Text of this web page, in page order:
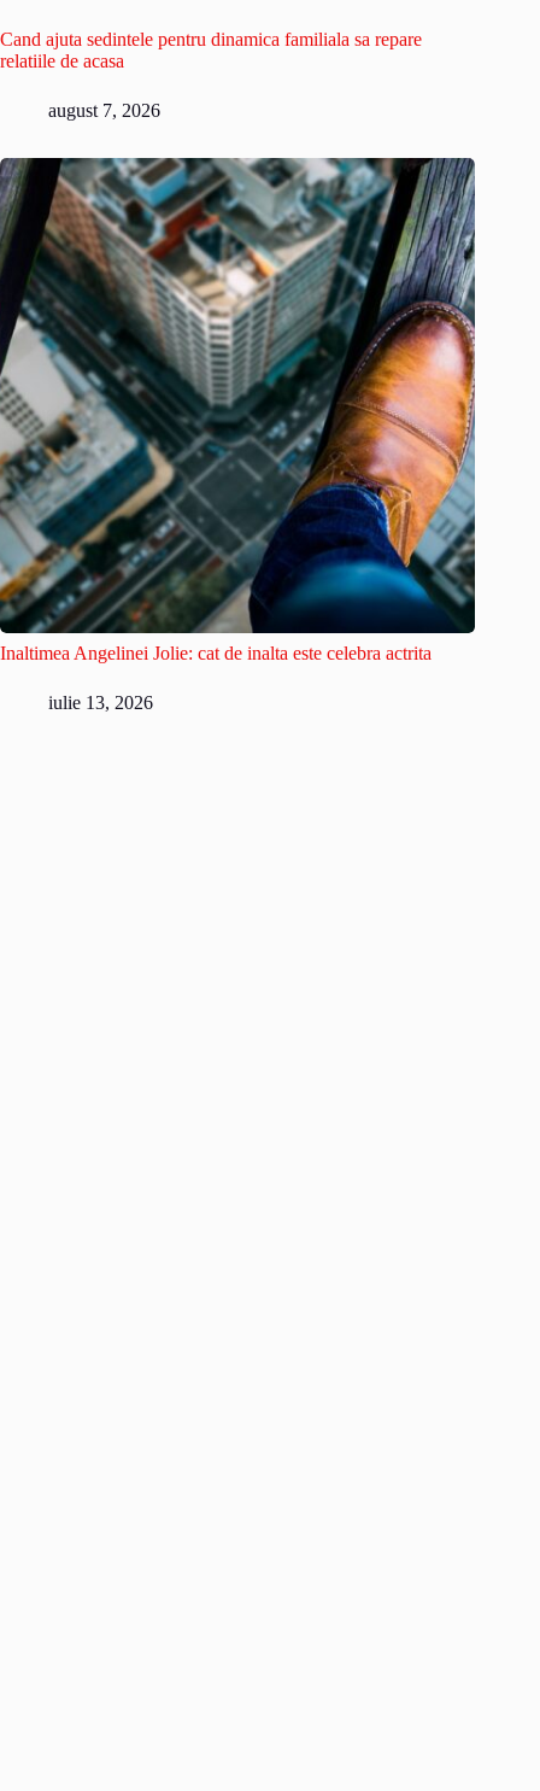
Cand ajuta sedintele pentru dinamica familiala sa repare
relatiile de acasa
august 7, 2026
Inaltimea Angelinei Jolie: cat de inalta este celebra actrita
iulie 13, 2026